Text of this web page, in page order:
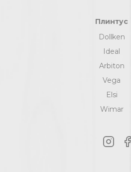
Плинтус
Dollken
Ideal
Arbiton
Vega
Elsi
Wimar